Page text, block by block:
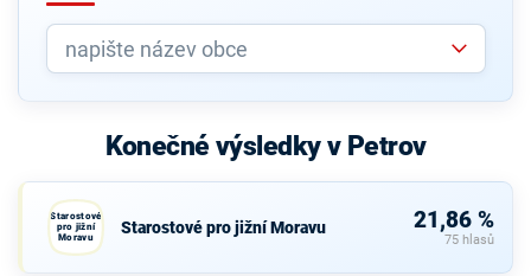
Konečné výsledky v Petrov
Starostové
pro jižní
Moravu
Starostové pro jižní Moravu 21,86 %
75 hlasů